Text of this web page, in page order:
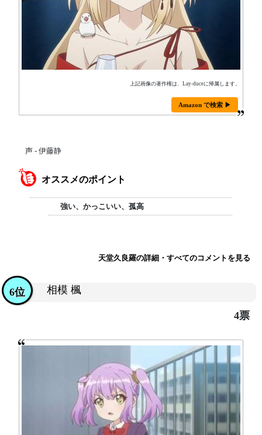
上記画像の著作権は、Lay-duceに帰属します。
Amazon で検索 ▶
声 - 伊藤静
オススメのポイント
強い、かっこいい、孤高
天堂久良羅の詳細・すべてのコメントを見る
相模 楓
6位
4票